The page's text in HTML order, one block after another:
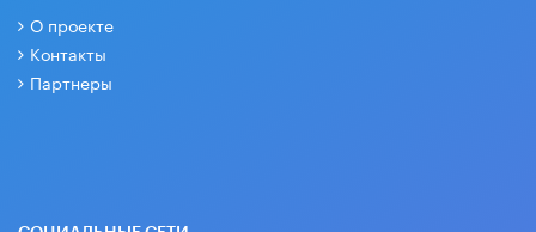
О проекте
Контакты
Партнеры